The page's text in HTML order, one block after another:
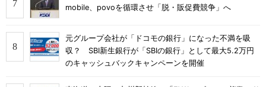
mobile、povoを循環させ「脱・販促費競争」へ
元グループ会社が「ドコモの銀行」になった不満を吸
収？ SBI新生銀行が「SBIの銀行」として最大5.2万円
のキャッシュバックキャンペーンを開催